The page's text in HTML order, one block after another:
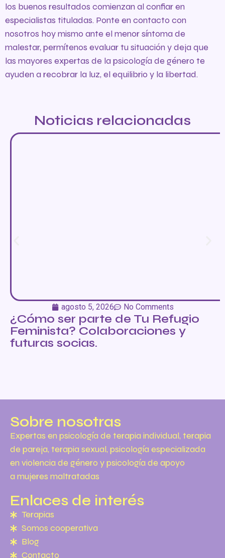
los buenos resultados comienzan al confiar en
especialistas tituladas. Ponte en contacto con
nosotros hoy mismo ante el menor síntoma de
malestar, permítenos evaluar tu situación y deja que
las mayores expertas de la psicología de género te
ayuden a recobrar la luz, el equilibrio y la libertad.
Noticias relacionadas
agosto 5, 2026 No Comments
¿Cómo ser parte de Tu Refugio
Feminista? Colaboraciones y
futuras socias.
Sobre nosotras
Expertas en psicología de terapia individual, terapia
de pareja, terapia sexual, psicología especializada
en violencia de género y psicología de apoyo
a mujeres maltratadas
Enlaces de interés
Terapias
Somos cooperativa
Blog
Contacto